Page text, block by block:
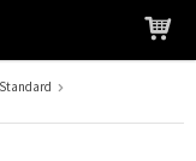
gelegt
Standard